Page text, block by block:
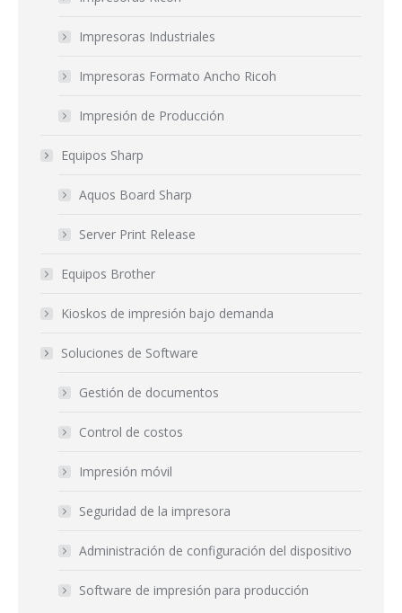
Impresoras Industriales
Impresoras Formato Ancho Ricoh
Impresión de Producción
Equipos Sharp
Aquos Board Sharp
Server Print Release
Equipos Brother
Kioskos de impresión bajo demanda
Soluciones de Software
Gestión de documentos
Control de costos
Impresión móvil
Seguridad de la impresora
Administración de configuración del dispositivo
Software de impresión para producción